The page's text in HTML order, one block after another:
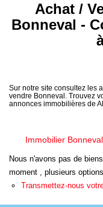
Type de bien
Budget max
Achat /
Bonneval -
Sur notre site consultez les
vendre Bonneval. Trouvez
annonces immobilières de
Immobilier Bonneval
Nous n'avons pas de
moment , plusieurs
Transmettez-nous